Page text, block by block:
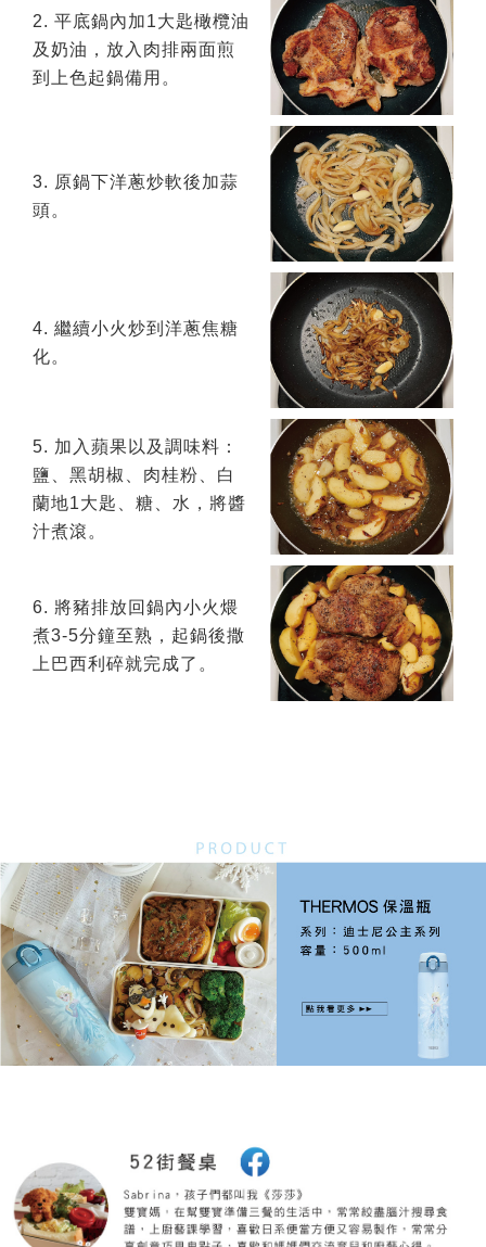
2. 平底鍋內加1大匙橄欖油
及奶油，放入肉排兩面煎
到上色起鍋備用。
3. 原鍋下洋蔥炒軟後加蒜
頭。
4. 繼續小火炒到洋蔥焦糖
化。
5. 加入蘋果以及調味料：
鹽、黑胡椒、肉桂粉、白
蘭地1大匙、糖、水，將醬
汁煮滾。
6. 將豬排放回鍋內小火煨
煮3-5分鐘至熟，起鍋後撒
上巴西利碎就完成了。